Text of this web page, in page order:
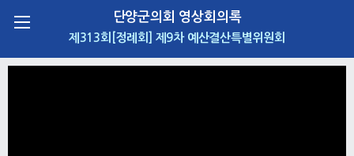
단양군의회 영상회의록
제313회[정례회] 제9차 예산결산특별위원회